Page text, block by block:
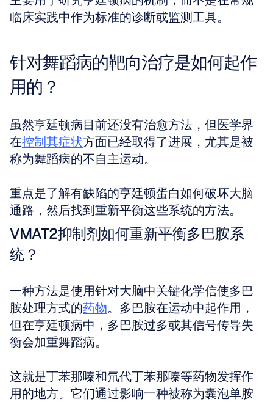
临床实践中作为标准的诊断或监测工具。
针对舞蹈病的靶向治疗是如何起作
用的？
虽然亨廷顿病目前还没有治愈方法，但医学界
在控制其症状方面已经取得了进展，尤其是被
称为舞蹈病的不自主运动。
重点是了解有缺陷的亨廷顿蛋白如何破坏大脑
通路，然后找到重新平衡这些系统的方法。
VMAT2抑制剂如何重新平衡多巴胺系
统？
一种方法是使用针对大脑中关键化学信使多巴
胺处理方式的药物。多巴胺在运动中起作用，
但在亨廷顿病中，多巴胺过多或其信号传导失
衡会加重舞蹈病。
这就是丁苯那嗪和氘代丁苯那嗪等药物发挥作
用的地方。它们通过影响一种被称为囊泡单胺